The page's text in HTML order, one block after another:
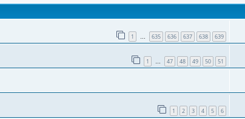
1 … 635 636 637 638 639
1 … 47 48 49 50 51
1 2 3 4 5 6